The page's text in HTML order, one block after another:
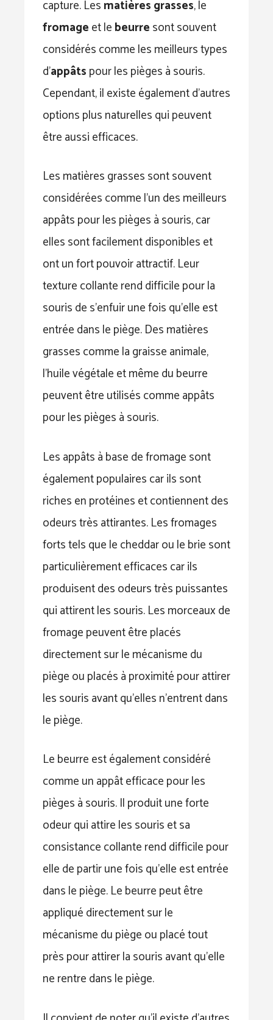
capture. Lesmatières grasses, le
fromageet lebeurresont souvent
considérés comme les meilleurs types
d’appâtspour les pièges à souris.
Cependant, il existe également d’autres
options plus naturelles qui peuvent
être aussi efficaces.
Les matières grasses sont souvent
considérées comme l’un des meilleurs
appâts pour les pièges à souris, car
elles sont facilement disponibles et
ont un fort pouvoir attractif. Leur
texture collante rend difficile pour la
souris de s’enfuir une fois qu’elle est
entrée dans le piège. Des matières
grasses comme la graisse animale,
l’huile végétale et même du beurre
peuvent être utilisés comme appâts
pour les pièges à souris.
Les appâts à base de fromage sont
également populaires car ils sont
riches en protéines et contiennent des
odeurs très attirantes. Les fromages
forts tels que le cheddar ou le brie sont
particulièrement efficaces car ils
produisent des odeurs très puissantes
qui attirent les souris. Les morceaux de
fromage peuvent être placés
directement sur le mécanisme du
piège ou placés à proximité pour attirer
les souris avant qu’elles n’entrent dans
le piège.
Le beurre est également considéré
comme un appât efficace pour les
pièges à souris. Il produit une forte
odeur qui attire les souris et sa
consistance collante rend difficile pour
elle de partir une fois qu’elle est entrée
dans le piège. Le beurre peut être
appliqué directement sur le
mécanisme du piège ou placé tout
près pour attirer la souris avant qu’elle
ne rentre dans le piège.